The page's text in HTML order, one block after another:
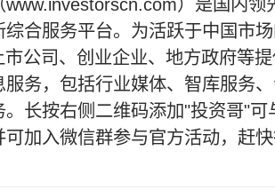
www.investorscn.com）是国内领
综合服务平台。为活跃于中国市
市公司、创业企业、地方政府等
服务，包括行业媒体、智库服务
。长按右侧二维码添加"投资哥"可
可加入微信群参与官方活动，赶